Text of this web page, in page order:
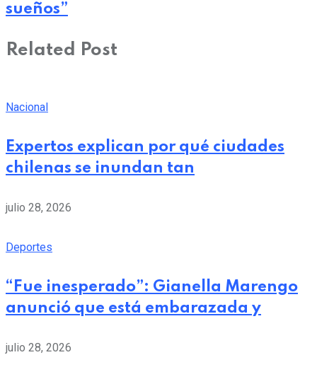
sueños”
Related Post
Nacional
Expertos explican por qué ciudades
chilenas se inundan tan
julio 28, 2026
Deportes
“Fue inesperado”: Gianella Marengo
anunció que está embarazada y
julio 28, 2026